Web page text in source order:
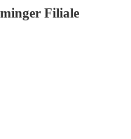
Filiale